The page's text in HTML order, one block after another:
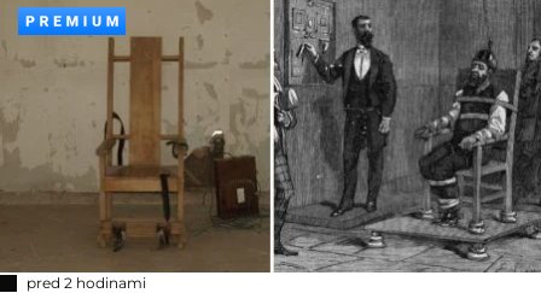
pred 2 hodinami